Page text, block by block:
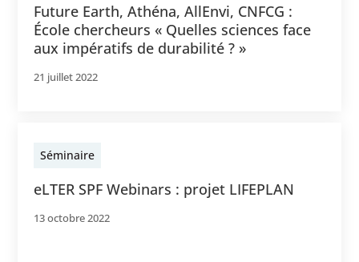
Future Earth, Athéna, AllEnvi, CNFCG :
École chercheurs « Quelles sciences face
aux impératifs de durabilité ? »
21 juillet 2022
Séminaire
eLTER SPF Webinars : projet LIFEPLAN
13 octobre 2022